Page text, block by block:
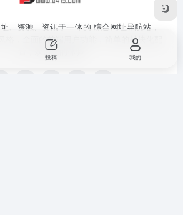
、资源、资讯于一体的 综合网址导航站，
格，全面的前端用户功能，简单的模块化配
置，欢迎您的体验
投稿 我的